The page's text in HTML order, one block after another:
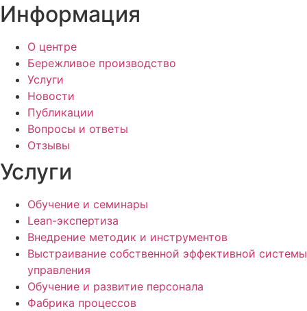
Информация
О центре
Бережливое производство
Услуги
Новости
Публикации
Вопросы и ответы
Отзывы
Услуги
Обучение и семинары
Lean-экспертиза
Внедрение методик и инструментов
Выстраивание собственной эффективной системы
управления
Обучение и развитие персонала
Фабрика процессов